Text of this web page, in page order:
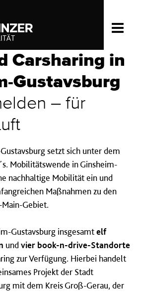
Carsharing in
Gustavsburg
– für
setzt sich unter dem
Mobilitätswende in Ginsheim-
nachhaltige Mobilität ein und
Maßnahmen zu den
Gebiet.
Gustavsburg insgesamtelf
undvier book-n-drive-Standorte
zur Verfügung. Hierbei handelt
Projekt der Stadt
mit dem Kreis Groß-Gerau, der